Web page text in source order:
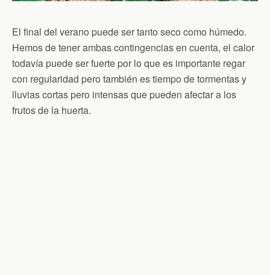
El final del verano puede ser tanto seco como húmedo.
Hemos de tener ambas contingencias en cuenta, el calor
todavía puede ser fuerte por lo que es importante regar
con regularidad pero también es tiempo de tormentas y
lluvias cortas pero intensas que pueden afectar a los
frutos de la huerta.